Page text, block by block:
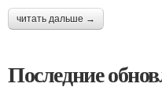
читать дальше →
Последние